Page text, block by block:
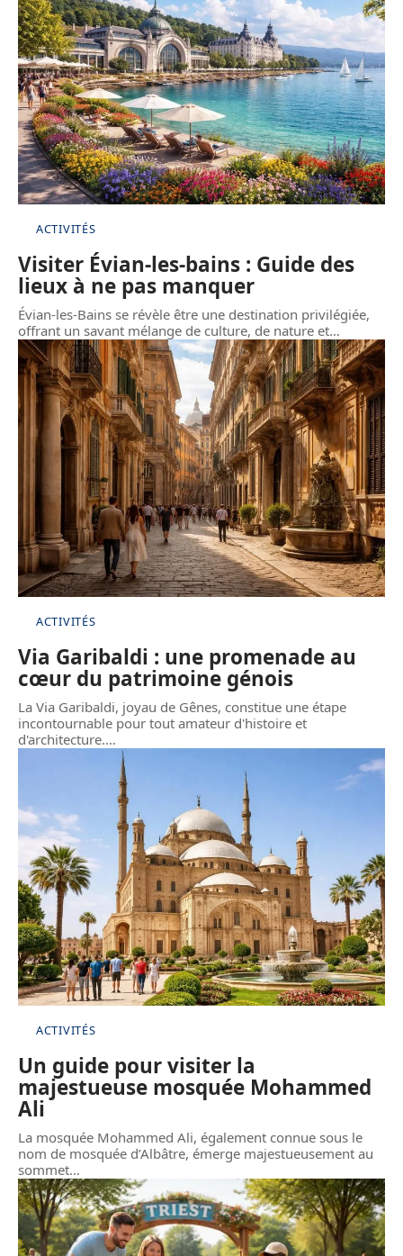
ACTIVITÉS
Visiter Évian-les-bains : Guide des
lieux à ne pas manquer
Évian-les-Bains se révèle être une destination privilégiée,
offrant un savant mélange de culture, de nature et…
ACTIVITÉS
Via Garibaldi : une promenade au
cœur du patrimoine génois
La Via Garibaldi, joyau de Gênes, constitue une étape
incontournable pour tout amateur d'histoire et
d'architecture.…
ACTIVITÉS
Un guide pour visiter la
majestueuse mosquée Mohammed
Ali
La mosquée Mohammed Ali, également connue sous le
nom de mosquée d’Albâtre, émerge majestueusement au
sommet…